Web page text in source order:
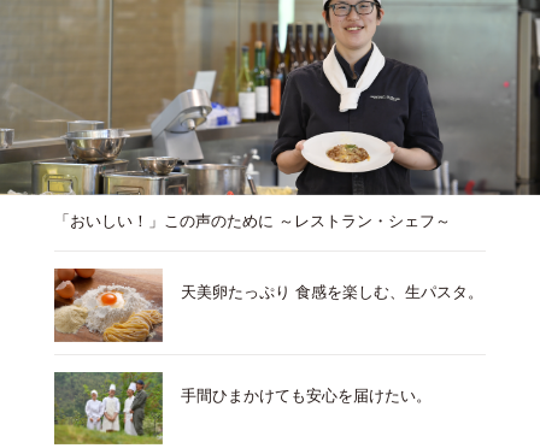
「おいしい！」この声のために ～レストラン・シェフ～
天美卵たっぷり 食感を楽しむ、生パスタ。
手間ひまかけても安心を届けたい。